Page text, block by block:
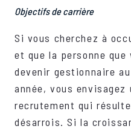
Objectifs de carrière
Si vous cherchez à
et que la personne
devenir gestionnaire
année, vous
recrutement qui
désarrois. Si la